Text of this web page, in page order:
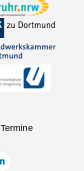
Termine